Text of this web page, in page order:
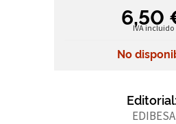
6,50
IVA incluido
No
Editorial:
EDIBESA